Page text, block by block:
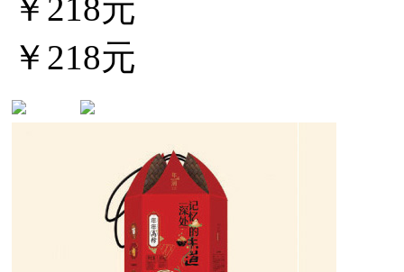
￥218元
￥218元